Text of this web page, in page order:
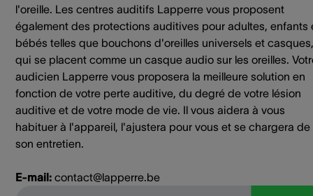
l'oreille. Les centres auditifs Lapperre vous proposent
également des protections auditives pour adultes, enfants
bébés telles que bouchons d'oreilles universels et casques,
qui se placent comme un casque audio sur les oreilles.
audicien Lapperre vous proposera la meilleure solution en
fonction de votre perte auditive, du degré de votre lésion
auditive et de votre mode de vie. Il vous aidera à vous
habituer à l'appareil, l'ajustera pour vous et se chargera de
son entretien.
E-mail: contact@lapperre.be